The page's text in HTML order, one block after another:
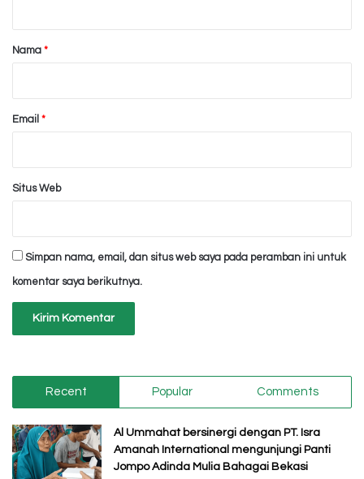
rNama *
Email *
Situs Web
Simpan nama, email, dan situs web saya pada peramban ini untuk
komentar saya berikutnya.
Recent Popular Comments
Al Ummahat bersinergi dengan PT. Isra
Amanah International mengunjungi Panti
Jompo Adinda Mulia Bahagai Bekasi